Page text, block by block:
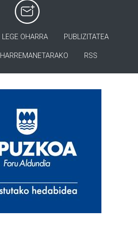
LEGE OHARRA PUBLIZITATEA
HARREMANETARAKO RSS